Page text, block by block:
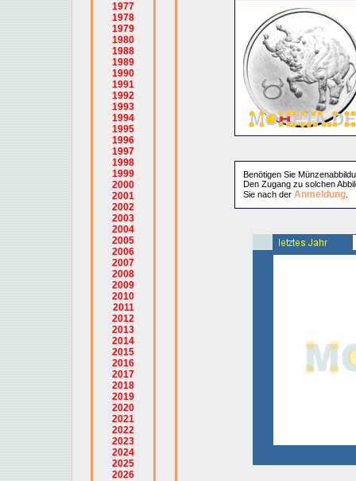
1977
1978
1979
1980
1988
1989
1990
1991
1992
1993
1994
1995
1996
1997
1998
1999
2000
2001
2002
2003
2004
2005
2006
2007
2008
2009
2010
2011
2012
2013
2014
2015
2016
2017
2018
2019
2020
2021
2022
2023
2024
2025
2026
Benötigen Sie
Den Zugang zu solchen
Sie nach der Anmeldung.